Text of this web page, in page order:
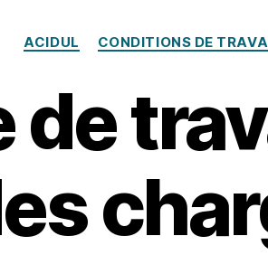
ACIDUL CONDITIONS DE
de